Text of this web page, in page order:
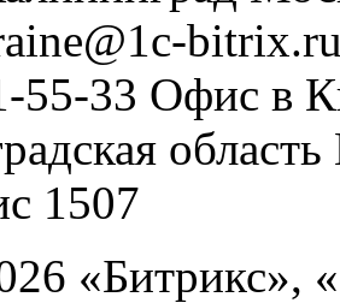
55-33 Офис в
область
1507
«Битрикс»,